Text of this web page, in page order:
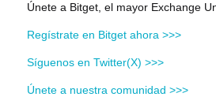
Únete a Bitget, el mayor Exchange
Regístrate en Bitget ahora >>>
Síguenos en Twitter(X) >>>
Únete a nuestra comunidad >>>